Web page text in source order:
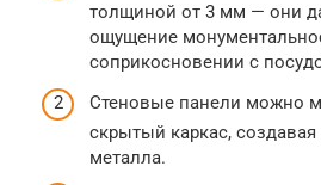
толщиной от 3 мм — они
ощущение
соприкосновении с
Стеновые панели можно
скрытый каркас,
металла.